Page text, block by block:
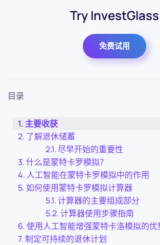
Try InvestGlass
免费试用
目录
主要收获
了解退休储蓄
尽早开始的重要性
什么是蒙特卡罗模拟？
人工智能在蒙特卡罗模拟中的作用
如何使用蒙特卡罗模拟计算器
计算器的主要组成部分
计算器使用步骤指南
使用人工智能增强蒙特卡洛模拟的优
制定可持续的退休计划